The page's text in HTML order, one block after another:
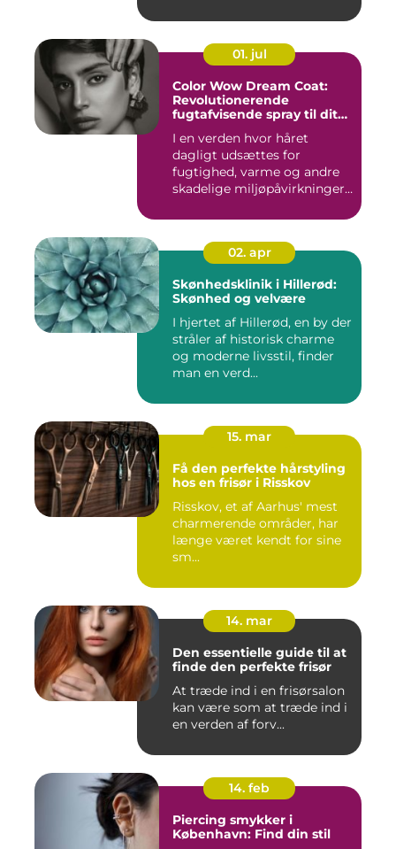
01. jul
Color Wow Dream Coat:
Revolutionerende
fugtafvisende spray til dit
I en verden hvor håret
dagligt udsættes for
fugtighed, varme og andre
skadelige miljøpåvirkninger,
02. apr
Skønhedsklinik i Hillerød:
Skønhed og velvære
I hjertet af Hillerød, en by der
stråler af historisk charme
og moderne livsstil, finder
man en verd...
15. mar
Få den perfekte hårstyling
hos en frisør i Risskov
Risskov, et af Aarhus' mest
charmerende områder, har
længe været kendt for sine
sm...
14. mar
Den essentielle guide til at
finde den perfekte frisør
At træde ind i en frisørsalon
kan være som at træde ind i
en verden af forv...
14. feb
Piercing smykker i
København: Find din stil